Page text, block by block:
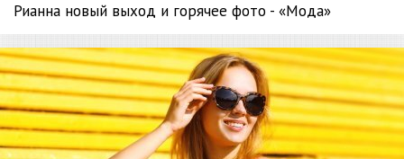
Рианна новый выход и горячее фото - «Мода»